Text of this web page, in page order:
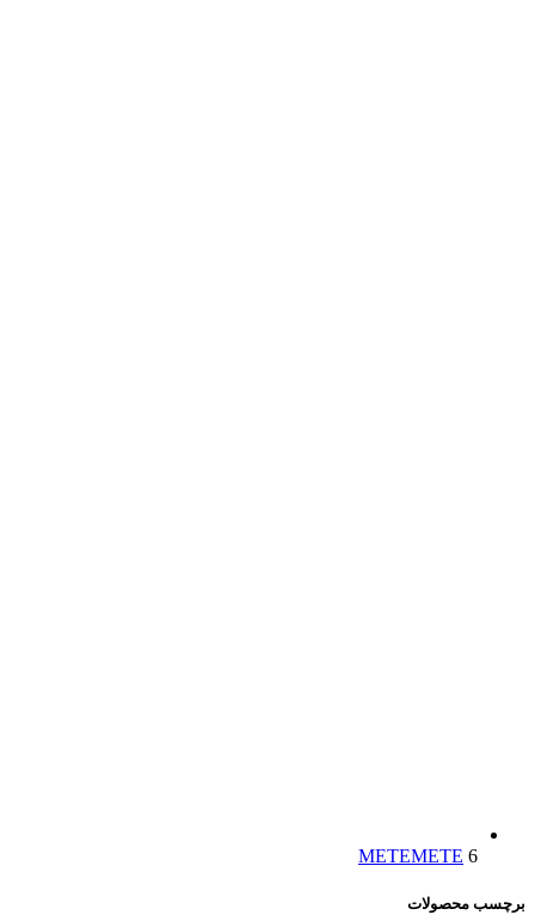
METEMETE 6
برچسب محصولات